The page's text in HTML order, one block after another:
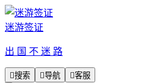
迷游签证
出 国 不 迷 路
搜索 导航 客服